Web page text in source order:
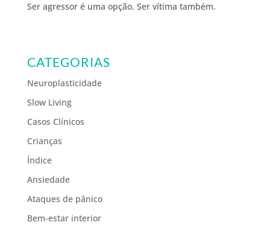
Ser agressor é uma opção. Ser vítima também.
CATEGORIAS
Neuroplasticidade
Slow Living
Casos Clínicos
Crianças
Índice
Ansiedade
Ataques de pânico
Bem-estar interior